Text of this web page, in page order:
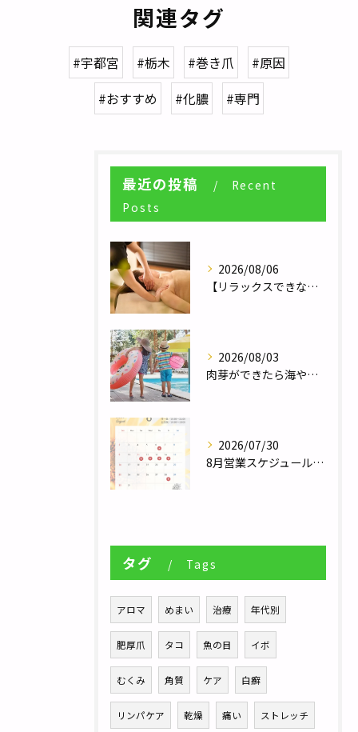
関連タグ
#宇都宮 #栃木 #巻き爪
#原因
#おすすめ
#化膿 #専門
最近の投稿
Recent
Posts
2026/08/06
【リラックスできない人へ】体が休まらない本当の理由とは？／自律神経調整サロンHararie〜はらりえ〜
2026/08/03
肉芽ができたら海やプールは大丈夫？夏のレジャー前に知っておきたい注意点／巻き爪補正２４栃木フットケアセンター宇都宮店
2026/07/30
8月営業スケジュール／自律神経調整サロンHararie〜はらりえ〜
タグ Tags
アロマ めまい 治療 年代別
肥厚爪 タコ 魚の目 イボ
むくみ 角質 ケア 白癬
リンパケア 乾燥 痛い ストレッチ